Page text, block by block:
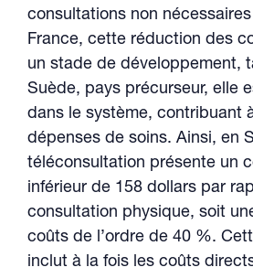
consultations non
France, cette réduction des
un stade de développement,
Suède, pays précurseur, elle
dans le système, contribuant
dépenses de soins. Ainsi, en
téléconsultation présente un
inférieur de 158 dollars par
consultation physique, soit
coûts de l’ordre de 40 %.
inclut à la fois les coûts